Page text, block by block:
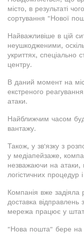
місто, в результаті
сортування "Нової
Найважливіше в цій
неушкодженими,
укриттях, спеціально
центру.
В даний момент на
екстреного
атаки.
Найближчим часом
вантажу.
Також, у зв'язку з
у медіапейзаже,
незважаючи на атаки,
логістичних процедур
Компанія вже задіяла
доставка відправлень
мережа працює у
"Нова пошта" бере на